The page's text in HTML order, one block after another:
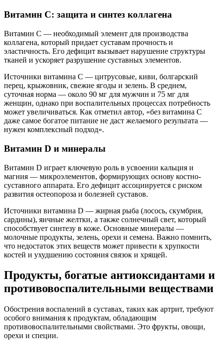
Витамин C: защита и синтез коллагена
Витамин C — необходимый элемент для производства
коллагена, который придает суставам прочность и
эластичность. Его дефицит вызывает нарушение структуры
тканей и ускоряет разрушение суставных элементов.
Источники витамина C — цитрусовые, киви, болгарский
перец, крыжовник, свежие ягоды и зелень. В среднем,
суточная норма — около 90 мг для мужчин и 75 мг для
женщин, однако при воспалительных процессах потребность
может увеличиваться. Как отметил автор, «без витамина C
даже самое богатое питание не даст желаемого результата —
нужен комплексный подход».
Витамин D и минералы
Витамин D играет ключевую роль в усвоении кальция и
магния — микроэлементов, формирующих основу костно-
суставного аппарата. Его дефицит ассоциируется с риском
развития остеопороза и болезней суставов.
Источники витамина D — жирная рыба (лосось, скумбрия,
сардины), яичные желтки, а также солнечный свет, который
способствует синтезу в коже. Основные минералы —
молочные продукты, зелень, орехи и семена. Важно помнить,
что недостаток этих веществ может привести к хрупкости
костей и ухудшению состояния связок и хрящей.
Продукты, богатые антиоксидантами и
противовоспалительными веществами
Обострения воспалений в суставах, таких как артрит, требуют
особого внимания к продуктам, обладающим
противовоспалительными свойствами. Это фрукты, овощи,
орехи и специи.